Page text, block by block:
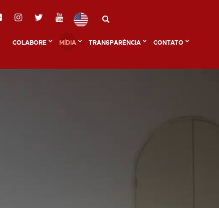
COLABORE MÍDIA TRANSPARÊNCIA CONTATO